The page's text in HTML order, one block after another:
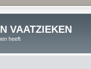
VAATZIEKEN
heeft